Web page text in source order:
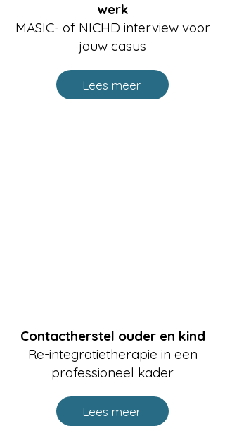
werk
MASIC- of NICHD interview voor
jouw casus
Lees meer
Contactherstel ouder en kind
Re-integratietherapie in een
professioneel kader
Lees meer